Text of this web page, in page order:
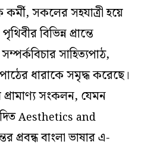
সকলের সহযাত্রী হয়ে
বিভিন্ন প্রান্তে
সাহিত্যপাঠ,
ধারাকে সমৃদ্ধ করেছে।
সংকলন, যেমন
Aesthetics and
প্রবন্ধ বাংলা ভাষার এ-